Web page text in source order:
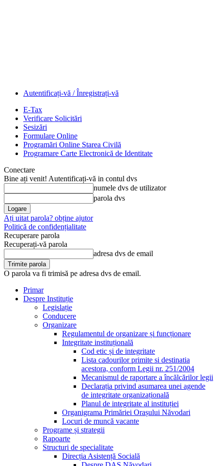
Autentificați-vă / Înregistrați-vă
E-Tax
Verificare Solicitări
Sesizări
Formulare Online
Programări Online Starea Civilă
Programare Carte Electronică de Identitate
Conectare
Bine ați venit! Autentificați-vă in contul dvs
numele dvs de utilizator
parola dvs
Ați uitat parola? obține ajutor
Politică de confidențialitate
Recuperare parola
Recuperați-vă parola
adresa dvs de email
O parola va fi trimisă pe adresa dvs de email.
Primar
Despre Instituție
Legislație
Conducere
Organizare
Regulamentul de organizare și funcționare
Integritate instituțională
Cod etic și de integritate
Lista cadourilor primite si destinatia
acestora, conform Legii nr. 251/2004
Mecanismul de raportare a încălcărilor legii
Declarația privind asumarea unei agende
de integritate organizațională
Planul de integritate al instituției
Organigrama Primăriei Orașului Năvodari
Locuri de muncă vacante
Programe și strategii
Rapoarte
Structuri de specialitate
Direcția Asistență Socială